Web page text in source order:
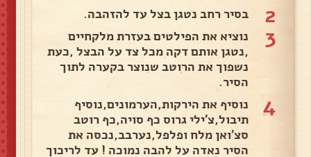
2 בסיר רחב נטגן בצל עד להזהבה.
3
נוציא את הפילטים בעזרת מלקחיים
,נטגן אותם דקה מכל צד על הבצל ,כעת
נשפוך את הרוטב שנוצר בקערה לתוך
הסיר.
4
נוסיף את הירקות,הערמונים,נוסיף
תיבול,צ'ילי גרוס כף סויה,כף רוטב
סצ'ואן מלח ופלפל,נערבב,נכסה את
הסיר נאדה על להבה נמוכה ! עד לריכוך